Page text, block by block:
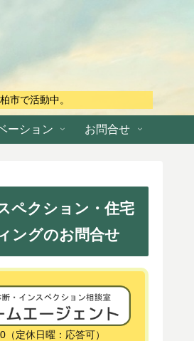
市で活動中。
ーション お問合せ
ペクション・住宅
ングのお問合せ
定休日曜：応答可）